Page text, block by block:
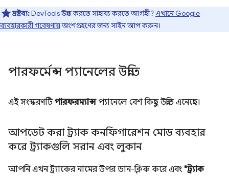
দ্রষ্টব্য:DevTools উন্নত করতে সাহায্য করতে আগ্রহী?এখানে Google
ব্যবহারকারী গবেষণায়অংশগ্রহণের জন্য সাইন আপ করুন।
পারফর্মেন্স প্যানেলের উন্নতি
এই সংস্করণটিপারফরম্যান্সপ্যানেলে বেশ কিছু উন্নতি এনেছে।
আপডেট করা ট্র্যাক কনফিগারেশন মোড ব্যবহার
করে ট্র্যাকগুলি সরান এবং লুকান
আপনি এখন ট্র্যাকের নামের উপর ডান-ক্লিক করে এবং "ট্র্যাক